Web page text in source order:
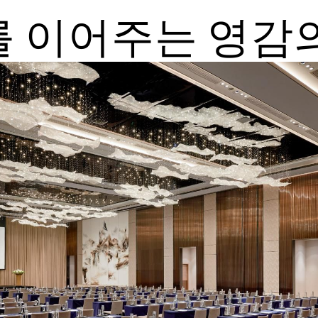
이어주는 영감